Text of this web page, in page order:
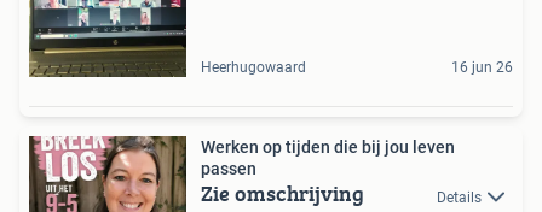
Heerhugowaard 16 jun 26
Werken op tijden die bij jou leven
passen
Zie omschrijving Details